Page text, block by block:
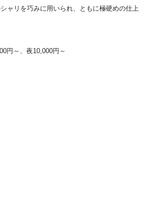
ャリを巧みに用いられ、ともに極硬めの仕上
円～、夜10,000円～